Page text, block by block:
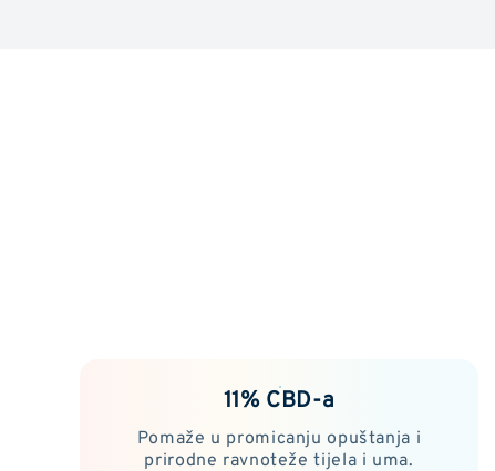
11% CBD-a
Pomaže u promicanju opuštanja i
prirodne ravnoteže tijela i uma.